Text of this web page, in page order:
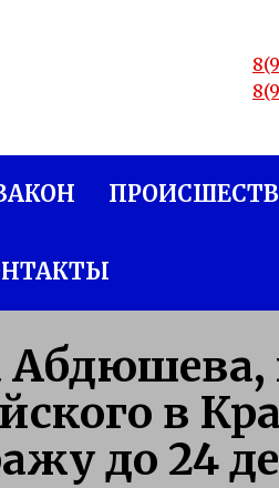
Абдюшева,
в
до 24